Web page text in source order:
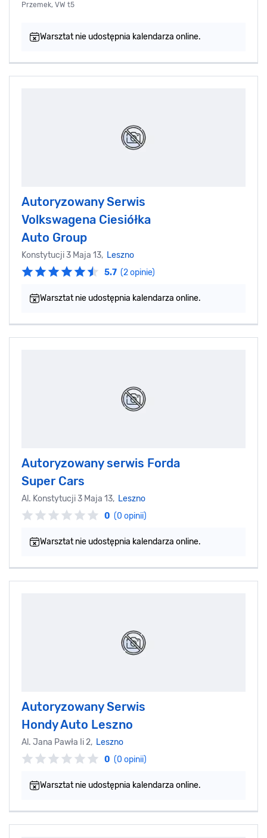
Przemek, VW t5
Warsztat nie udostępnia kalendarza online.
Autoryzowany Serwis
Volkswagena Ciesiółka
Auto Group
Konstytucji 3 Maja 13, Leszno
5.7 (2 opinie)
Warsztat nie udostępnia kalendarza online.
Autoryzowany serwis Forda
Super Cars
Al. Konstytucji 3 Maja 13, Leszno
0 (0 opinii)
Warsztat nie udostępnia kalendarza online.
Autoryzowany Serwis
Hondy Auto Leszno
Al. Jana Pawła Ii 2, Leszno
0 (0 opinii)
Warsztat nie udostępnia kalendarza online.